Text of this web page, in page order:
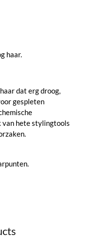
haar.
dat erg droog,
gespleten
van hete stylingtools